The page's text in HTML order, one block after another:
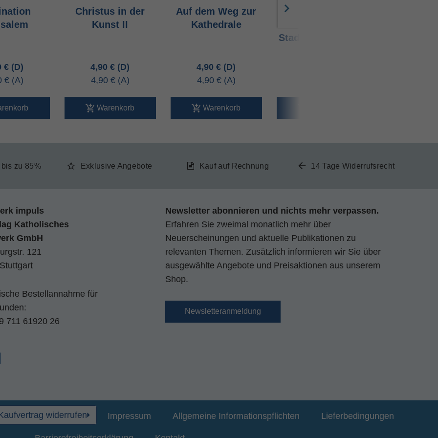
€
€
Christus in der
Kunst II
4,90 €
4,90 €
Warenkorb
Auf dem Weg zur
Kathedrale
4,90 €
4,90 €
Warenkorb
Stadt der Nabatäer
zu 85% Exklusive Angebote Kauf auf Rechnung 14 Tage Widerrufsrecht
impuls
Katholisches
GmbH
121
Bestellannahme für
711 61920 26
Newsletter abonnieren und nichts mehr verpassen.
Erfahren Sie zweimal monatlich mehr über
Neuerscheinungen und aktuelle Publikationen zu
relevanten Themen. Zusätzlich informieren wir Sie über
ausgewählte Angebote und Preisaktionen aus unserem
Shop.
Newsletteranmeldung
widerrufen Impressum Allgemeine Informationspflichten Lieferbedingungen